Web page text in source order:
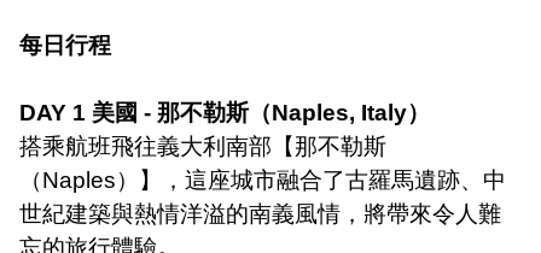
每日行程
DAY 1 美國 - 那不勒斯（Naples, Italy）
搭乘航班飛往義大利南部【那不勒斯
（Naples）】，這座城市融合了古羅馬遺跡、中
世紀建築與熱情洋溢的南義風情，將帶來令人難
忘的旅行體驗。